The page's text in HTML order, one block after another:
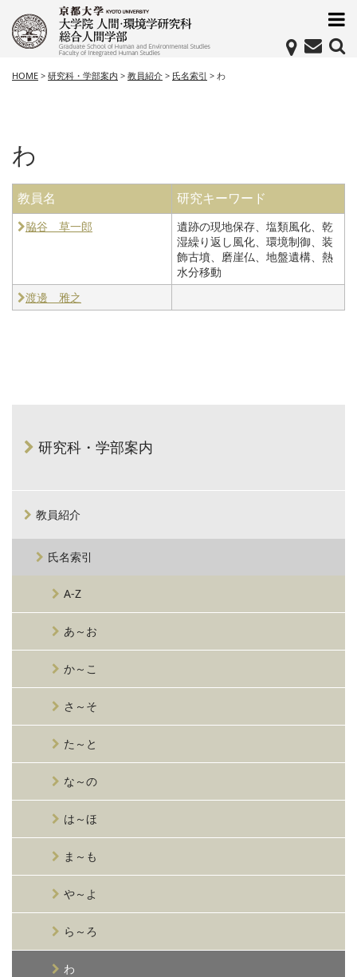
HOME > 研究科・学部案内 > 教員紹介 > 氏名索引 > わ
わ
教員名 研究キーワード
脇谷 草一郎
遺跡の現地保存、塩類風化、乾
湿繰り返し風化、環境制御、装
飾古墳、磨崖仏、地盤遺構、熱
水分移動
渡邊 雅之
研究科・学部案内
教員紹介
氏名索引
A-Z
あ～お
か～こ
さ～そ
た～と
な～の
は～ほ
ま～も
や～よ
ら～ろ
わ